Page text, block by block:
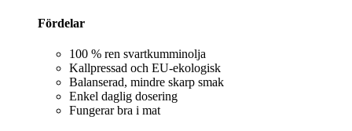
Fördelar
100 % ren svartkumminolja
Kallpressad och EU-ekologisk
Balanserad, mindre skarp smak
Enkel daglig dosering
Fungerar bra i mat